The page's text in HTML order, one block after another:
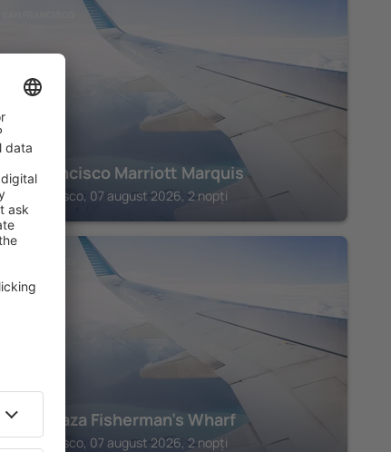
San Francisco Marriott Marquis
San Francisco, 07 august 2026, 2 nopți
Hotel Caza Fisherman's Wharf
San Francisco, 07 august 2026, 2 nopți